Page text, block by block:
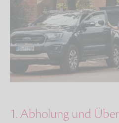
1. Abholung und